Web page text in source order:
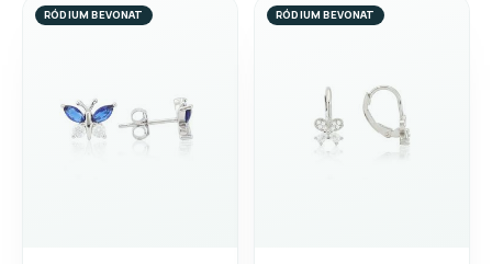
RÓDIUM BEVONAT RÓDIUM BEVONAT